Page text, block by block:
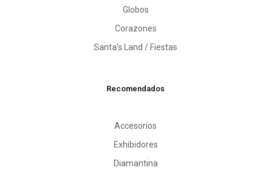
Globos
Corazones
Santa’s Land / Fiestas
Recomendados
Accesorios
Exhibidores
Diamantina